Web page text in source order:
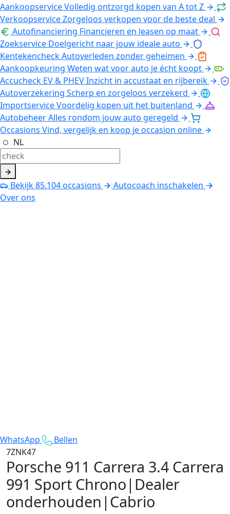
AankoopserviceVolledig ontzorgd kopen van A tot Z
VerkoopserviceZorgeloos verkopen voor de beste deal
Autofinanciering Financieren en leasen op maat
Zoekservice Doelgericht naar jouw ideale auto
KentekencheckAutoverleden zonder geheimen
Aankoopkeuring Weten wat voor auto je écht koopt
Accucheck EV & PHEVInzicht in accustaat en rijbereik
Autoverzekering Scherp en zorgeloos verzekerd
ImportserviceVoordelig kopen uit het buitenland
AutobeheerAlles rondom jouw auto geregeld
Occasions Vind, vergelijk en koop je occasion online
NL
Bekijk85.104occasions
Autocoach inschakelen
Over ons
WhatsApp
Bellen
7ZNK47
Porsche 911 Carrera 3.4 Carrera
991 Sport Chrono|Dealer
onderhouden|Cabrio